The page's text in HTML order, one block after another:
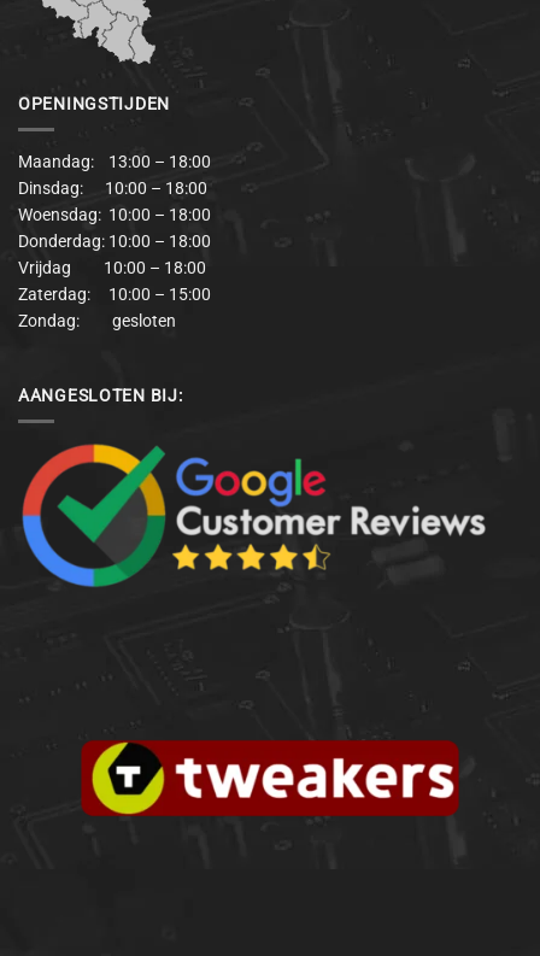
OPENINGSTIJDEN
Maandag: 13:00 – 18:00
Dinsdag: 10:00 – 18:00
Woensdag: 10:00 – 18:00
Donderdag: 10:00 – 18:00
Vrijdag 10:00 – 18:00
Zaterdag: 10:00 – 15:00
Zondag: gesloten
AANGESLOTEN BIJ: